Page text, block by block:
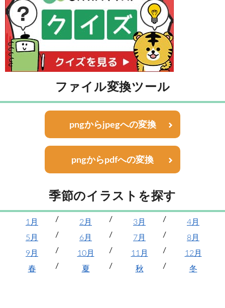
ファイル変換ツール
pngからjpegへの変換
pngからpdfへの変換
季節のイラストを探す
1月 2月 3月
4月
5月
6月 7月
8月
9月
10月 11月
12月
春
夏 秋 冬